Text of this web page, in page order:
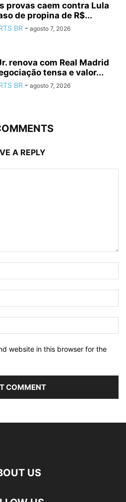
provas caem contra Lula
de propina de R$...
BR - agosto 7, 2026
renova com Real Madrid
tensa e valor...
BR - agosto 7, 2026
A REPLY
website in this browser for the
US